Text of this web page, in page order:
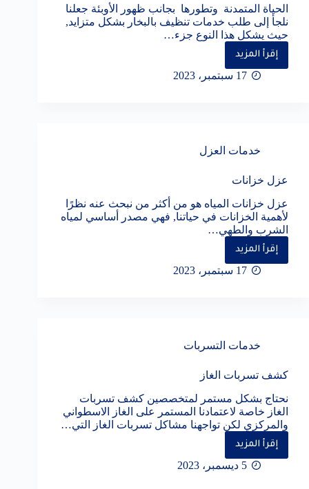
الحياة المتمدنة وتطورها بجانب ظهور الأوبئة جعلنا
نلجأ إلى طلب خدمات تنظيف بالبخار بشكل متزايد,
حيث يشكل هذا النوع جزء…
إقرأ المزيد
تنظيف
بالبخار
17 سبتمبر، 2023
خدمات العزل
عزل خزانات
عزل خزانات المياه هو من أكثر من نبحث عنه نظرًا
لأهمية الخزانات في حياتنا, فهي مصدر أساسي لمياه
الشرب والطهي…
إقرأ المزيد
عزل
خزانات
17 سبتمبر، 2023
خدمات التسربات
كشف تسربات الغاز
نحتاج بشكل مستمر لمتخصصين كشف تسربات
الغاز خاصة لاعتمادنا المستمر على الغاز الاسطواني
والمركزي لكن تواجهنا مشاكل تسربات الغاز التي…
إقرأ المزيد
كشف
تسربات
5 ديسمبر، 2023